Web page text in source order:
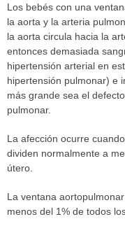
Los bebés con una
la aorta y la arteria
la aorta circula hacia la
entonces demasiada
hipertensión arterial en
hipertensión pulmonar) e
más grande sea el
pulmonar.
La afección ocurre
dividen normalmente a
útero.
La ventana
menos del 1% de todos